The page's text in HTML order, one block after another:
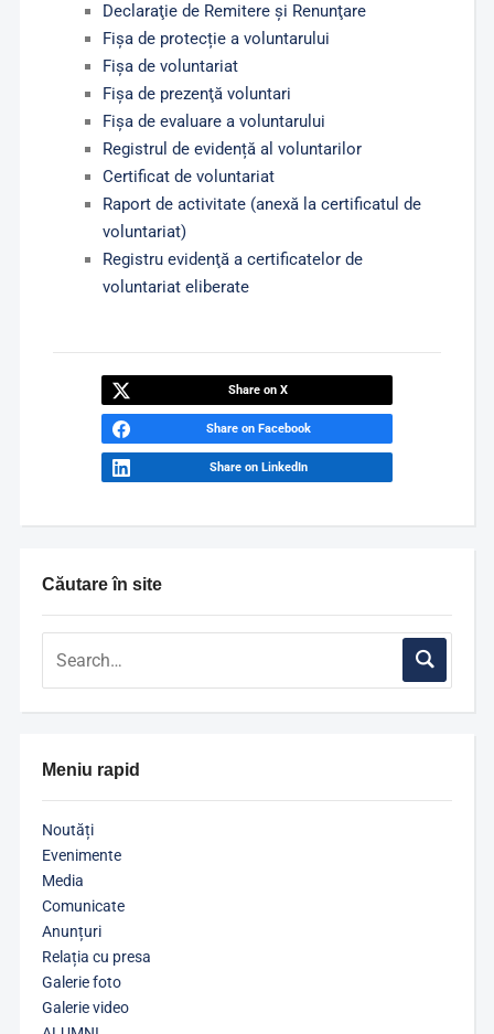
Căutare în site
Meniu rapid
Noutăți
Evenimente
Media
Comunicate
Anunțuri
Relația cu presa
Galerie foto
Galerie video
Declaraţie de Remitere și Renunţare
Fişa de protecție a voluntarului
Fișa de voluntariat
Fişa de prezenţă voluntari
Fișa de evaluare a voluntarului
Registrul de evidență al voluntarilor
Certificat de voluntariat
Raport de activitate (anexă la certificatul de
voluntariat)
Registru evidenţă a certificatelor de
voluntariat eliberate
Share on X
Share on Facebook
Share on LinkedIn